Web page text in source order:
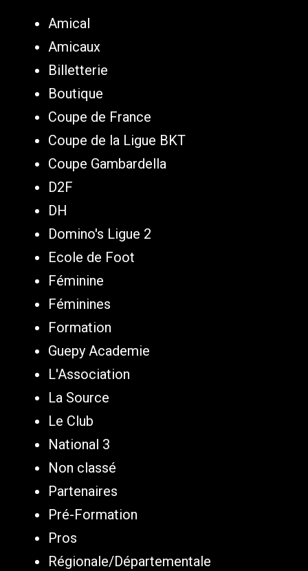
Amical
Amicaux
Billetterie
Boutique
Coupe de France
Coupe de la Ligue BKT
Coupe Gambardella
D2F
DH
Domino's Ligue 2
Ecole de Foot
Féminine
Féminines
Formation
Guepy Academie
L'Association
La Source
Le Club
National 3
Non classé
Partenaires
Pré-Formation
Pros
Régionale/Départementale